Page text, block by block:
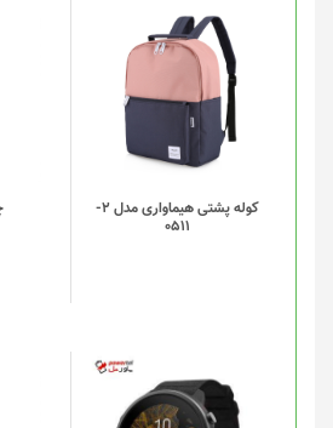
کوله پشتی هیماواری مدل 2-
0511
این
محصول
انواع
مختلفی
می
گزینه
ها
محصول
انتخاب
شوند